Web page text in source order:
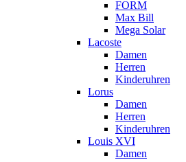
FORM
Max Bill
Mega Solar
Lacoste
Damen
Herren
Kinderuhren
Lorus
Damen
Herren
Kinderuhren
Louis XVI
Damen